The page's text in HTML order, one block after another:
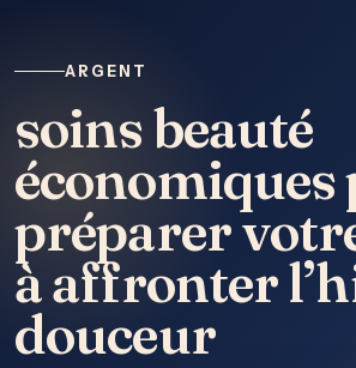
ARGENT
soins beauté
économiques
préparer
à affronter
douceur